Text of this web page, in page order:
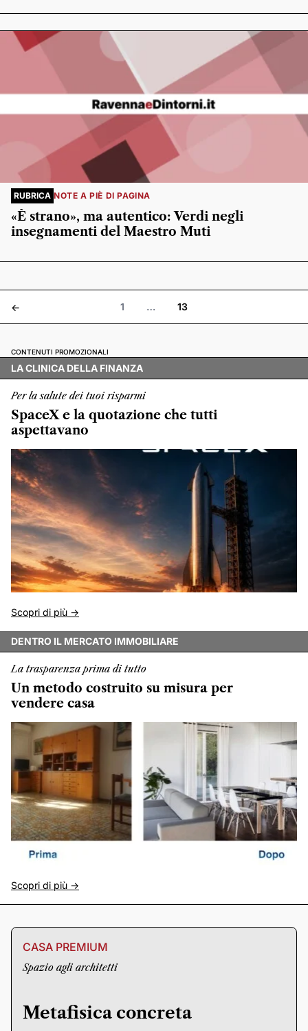
RUBRICA NOTE A PIÈ DI PAGINA
«È strano», ma autentico: Verdi negli
insegnamenti del Maestro Muti
<- 1 … 13
CONTENUTI PROMOZIONALI
LA CLINICA DELLA FINANZA
Per la salute dei tuoi risparmi
SpaceX e la quotazione che tutti
aspettavano
Scopri di più ->
DENTRO IL MERCATO IMMOBILIARE
La trasparenza prima di tutto
Un metodo costruito su misura per
vendere casa
Scopri di più ->
CASA PREMIUM
Spazio agli architetti
Metafisica concreta